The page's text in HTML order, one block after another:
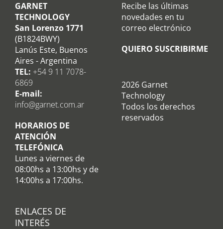
GARNET
TECHNOLOGY
San Lorenzo 1771
(B1824BWY)
Lanús Este, Buenos
Aires - Argentina
TEL: +54 9 11 7078-
6869
E-mail:
info@garnet.com.ar
HORARIOS DE
ATENCIÓN
TELEFÓNICA
Lunes a viernes de
08:00hs a 13:00hs y de
14:00hs a 17:00hs.
Recibe las últimas
novedades en tu
correo electrónico
QUIERO SUSCRIBIRME
2026 Garnet
Technology
Todos los derechos
reservados
ENLACES DE
INTERÉS